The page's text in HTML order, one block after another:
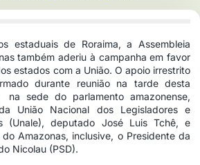
estaduais de Roraima, a Assembleia
também aderiu à campanha em favor
estados com a União. O apoio irrestrito
durante reunião na tarde desta
sede do parlamento amazonense,
União Nacional dos Legisladores e
(Unale), deputado José Luis Tchê, e
Amazonas, inclusive, o Presidente da
Nicolau (PSD).